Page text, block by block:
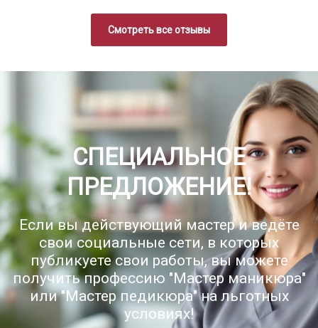
Смотреть все отзывы
СПЕЦИАЛЬНОЕ
ПРЕДЛОЖЕНИЕ!
Если вы действующий мастер и ведёте
свои социальные сети, в которых
публикуете свои работы, вы можете
получить профессию "Мастер маникюра"
или "Мастер педикюра" на льготных
условиях!